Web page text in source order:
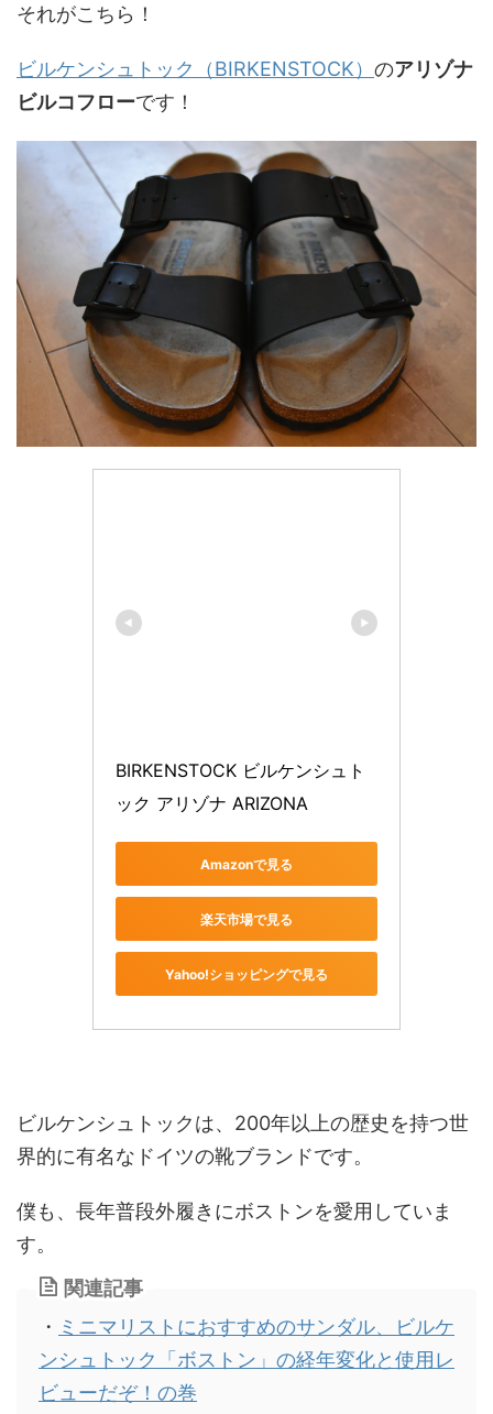
それがこちら！
ビルケンシュトック（BIRKENSTOCK） のアリゾナ
ビルコフローです！
BIRKENSTOCK ビルケンシュト
ック アリゾナ ARIZONA
Amazonで見る
楽天市場で見る
Yahoo!ショッピングで見る
ビルケンシュトックは、200年以上の歴史を持つ世
界的に有名なドイツの靴ブランドです。
僕も、長年普段外履きにボストンを愛用していま
す。
関連記事
・ ミニマリストにおすすめのサンダル、ビルケ
ンシュトック「ボストン」の経年変化と使用レ
ビューだぞ！の巻